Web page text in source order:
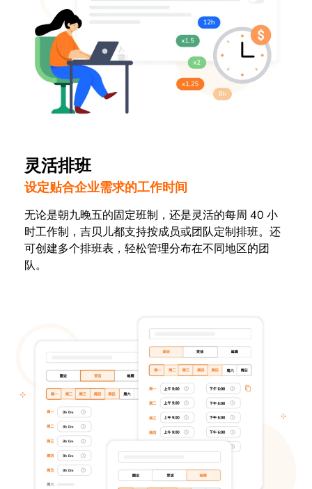
灵活排班
设定贴合企业需求的工作时间
无论是朝九晚五的固定班制，还是灵活的每周 40 小
时工作制，吉贝儿都支持按成员或团队定制排班。还
可创建多个排班表，轻松管理分布在不同地区的团
队。